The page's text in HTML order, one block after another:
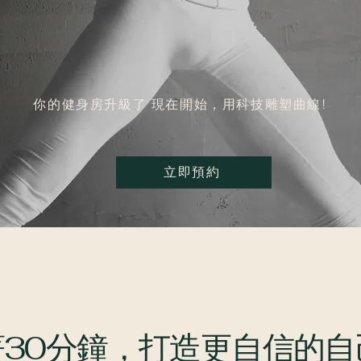
你的健身房升級了 現在開始，用科技雕塑曲線!
立即預約
分鐘，打造更自信的